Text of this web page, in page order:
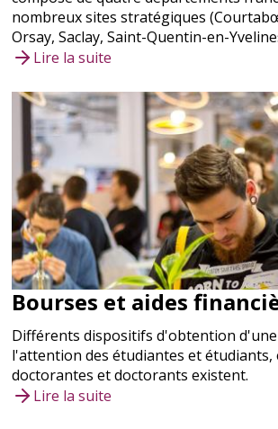
nombreux sites stratégiques
Orsay, Saclay, Saint-Quentin-en-
Lire la suite
Bourses et aides
Différents dispositifs d'obtention
l'attention des étudiantes et étudiants,
doctorantes et doctorants existent.
Lire la suite